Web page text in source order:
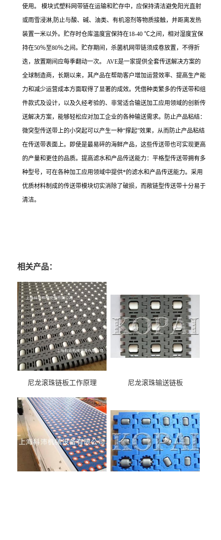
使用。 模块式塑料网带链在运输和贮存中，应保持清洁避免阳光直射
或雨雪浸淋,防止与酸、碱、油类、有机溶剂等物质接触，并距离发热
装置一米以外。贮存时仓库温度宜保持在18-40 ℃之间，相对湿度宜保
持在50％至80％之间。贮存期间，杀菌机网带链须成卷放置，不得折
迭，放置期间应每季翻动一次。 AVE是一家提供全套传送解决方案的
全球制造商，长期以来，其产品在帮助客户增加运营效率、提高生产能
力和减少运营成本方面取得了显著的成效。凭借种类繁多的传送带和组
件款式及设计，以及久经考验的、非常适合输送加工应用领域的创新传
送解决方案，能够轻松应对加工企业的各种输送需求。防止产品粘结：
微突型传送带上的小突起可以产生一种“撑起”效果，从而防止产品粘结
在传送带表面上。即使是最易碎的海鲜产品，这些传送带也可实现更高
的产量和更佳的品质。提高滤水和产品传送能力：平格型传送带拥有多
种型号，可在各种加工应用领域中提供*的滤水和产品传送能力。采用
优质材料制成的传送带模块切实消除了破损，而敞链型传送带十分易于
清洁。
相关产品：
尼龙滚珠链板工作原理 尼龙滚珠输送链板